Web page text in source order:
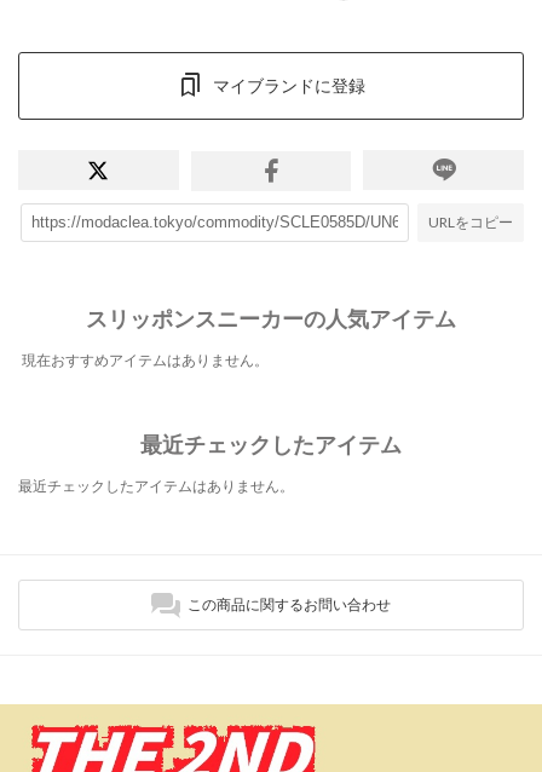
マイブランドに登録
URLをコピー
スリッポンスニーカーの人気アイテム
現在おすすめアイテムはありません。
最近チェックしたアイテム
最近チェックしたアイテムはありません。
この商品に関するお問い合わせ